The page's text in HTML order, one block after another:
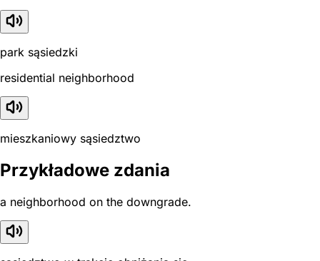
park sąsiedzki
residential neighborhood
mieszkaniowy sąsiedztwo
Przykładowe zdania
a neighborhood on the downgrade.